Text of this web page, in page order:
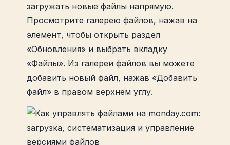
загружать новые файлы напрямую.
Просмотрите галерею файлов, нажав на
элемент, чтобы открыть раздел
«Обновления» и выбрать вкладку
«Файлы». Из галереи файлов вы можете
добавить новый файл, нажав «Добавить
файл» в правом верхнем углу.